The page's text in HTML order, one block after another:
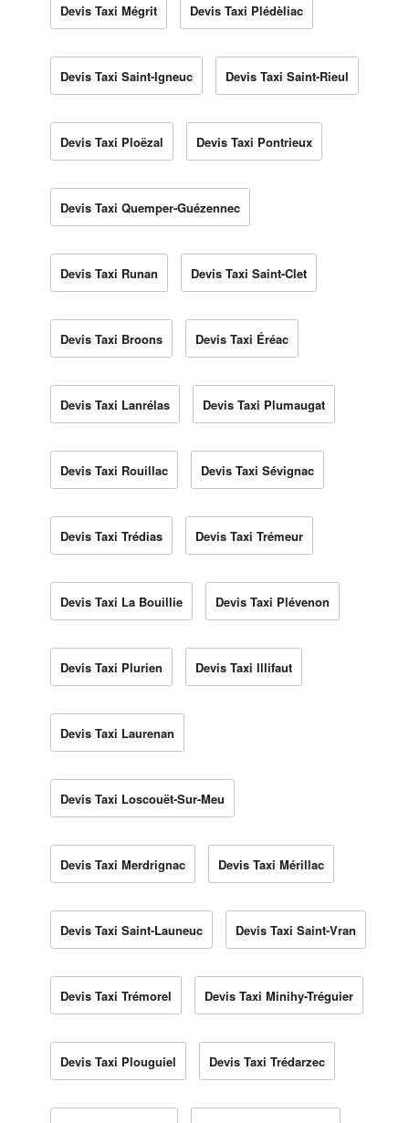
Devis Taxi Mégrit Devis Taxi Plédèliac
Devis Taxi Saint-Igneuc Devis Taxi Saint-Rieul
Devis Taxi Ploëzal Devis Taxi Pontrieux
Devis Taxi Quemper-Guézennec
Devis Taxi Runan Devis Taxi Saint-Clet
Devis Taxi Broons Devis Taxi Éréac
Devis Taxi Lanrélas Devis Taxi Plumaugat
Devis Taxi Rouillac Devis Taxi Sévignac
Devis Taxi Trédias Devis Taxi Trémeur
Devis Taxi La Bouillie Devis Taxi Plévenon
Devis Taxi Plurien Devis Taxi Illifaut
Devis Taxi Laurenan
Devis Taxi Loscouët-Sur-Meu
Devis Taxi Merdrignac Devis Taxi Mérillac
Devis Taxi Saint-Launeuc Devis Taxi Saint-Vran
Devis Taxi Trémorel Devis Taxi Minihy-Tréguier
Devis Taxi Plouguiel Devis Taxi Trédarzec